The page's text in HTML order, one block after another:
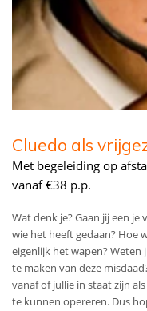
Cluedo als
Met begeleiding op
vanaf €38 p.p.
Wat denk je? Gaan jij een
wie het heeft gedaan? Hoe
eigenlijk het wapen?
te maken van deze
vanaf of jullie in staat zijn
te kunnen opereren. Dus